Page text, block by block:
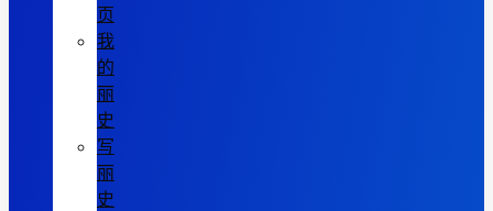
页
我
的
丽
史
写
丽
史